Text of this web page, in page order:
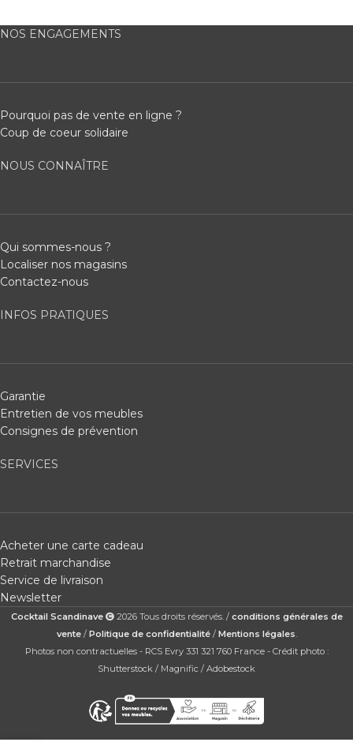
NOS ENGAGEMENTS
Pourquoi pas de vente en ligne ?
Coup de coeur solidaire
NOUS CONNAÎTRE
Qui sommes-nous ?
Localiser nos magasins
Contactez-nous
INFOS PRATIQUES
Garantie
Entretien de vos meubles
Consignes de prévention
SERVICES
Acheter une carte cadeau
Retrait marchandise
Service de livraison
Newsletter
Cocktail Scandinave 2026 Tous droits réservés. / conditions générales de
vente/ Politique de confidentialité/ Mentions légales.
Photos non contractuelles - RCS Evry 331 321 760 France - Crédit photo :
Shutterstock / Magnific / Adobestock